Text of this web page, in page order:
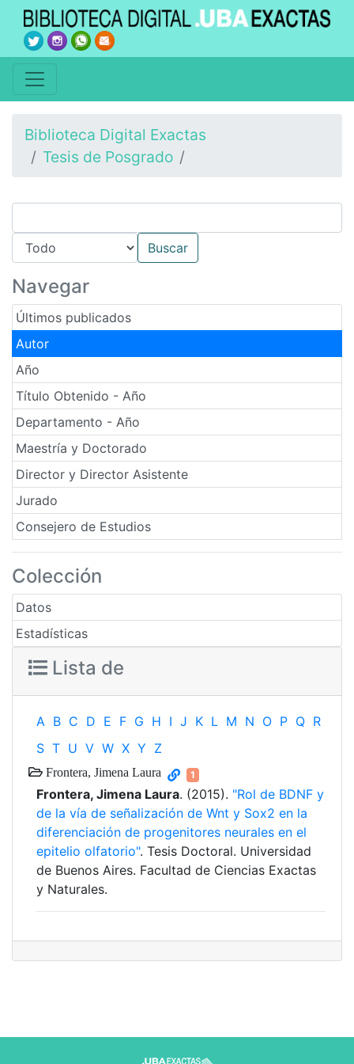
Biblioteca Digital Exactas
Tesis de Posgrado
Navegar
Últimos publicados
Autor
Año
Título Obtenido - Año
Departamento - Año
Maestría y Doctorado
Director y Director Asistente
Jurado
Consejero de Estudios
Colección
Datos
Estadísticas
Lista de
A B C D E F G H I J K L M N O P Q R
S T U V W X Y Z
Frontera, Jimena Laura 1
Frontera, Jimena Laura. (2015). "Rol de BDNF y
de la vía de señalización de Wnt y Sox2 en la
diferenciación de progenitores neurales en el
epitelio olfatorio". Tesis Doctoral. Universidad
de Buenos Aires. Facultad de Ciencias Exactas
y Naturales.